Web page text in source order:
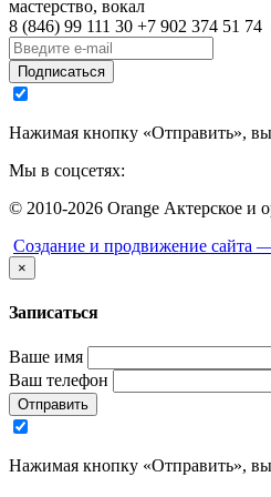
мастерство, вокал
8 (846) 99 111 30 +7 902 374 51 74
Подписаться
Нажимая кнопку «Отправить»,
Мы в соцсетях:
© 2010-2026 Orange Актерское и
Создание и продвижение сайта
×
Записаться
Ваше имя
Ваш телефон
Отправить
Нажимая кнопку «Отправить»,